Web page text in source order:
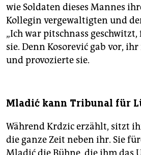
wie Soldaten dieses Mannes
Kollegin vergewaltigten und
„Ich war pitschnass
sie. Denn Kosorević gab vor,
und provozierte sie.
Mladić kann Tribunal für
Während Krdzic erzählt, sitzt
die ganze Zeit neben ihr. Sie